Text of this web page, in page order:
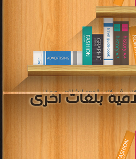
ورسائل ماجستير ودكتوراه في التخصصات
الإسلامية مجانا
[ 229 كتاب/كتب ]
في كتب الرد على النصارى مجانا
[ 156 كتاب/كتب ]
والإسلام
في كتب المرأة والإسلام مجانا
[ 137 كتاب/كتب ]